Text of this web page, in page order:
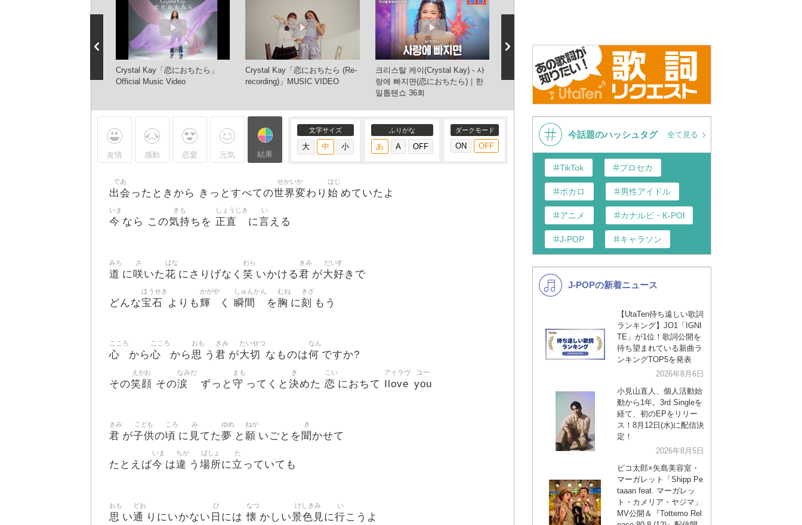
Crystal Kay「恋におちたら」
Official Music Video
Crystal Kay「恋におちたら (Re-
recording)」MUSIC VIDEO
크리스탈 케이(Crystal Kay) - 사
랑에 빠지면(恋におちたら)｜한
일톱텐쇼 36회
Crystal Kay × JO1 金城碧海『恋
におちたら』
恋におちたら / Crystal Kay ×
Che’Nelle【44th ③/4】
友情 感動 恋愛 元気 結果
文字サイズ ふりがな ダークモード
出会
であ
ったときから きっとすべての世界変
せかいか
わり 始
はじ
めていたよ
今
いま
なら この気持
きも
ちを 正直
しょうじき
に言
い
える
道
みち
に咲
さ
いた花
はな
にさりげなく 笑
わら
いかける君
きみ
が大好
だいす
きで
どんな宝石
ほうせき
よりも輝
かがや
く 瞬間
しゅんかん
を胸
むね
に刻
きざ
もう
心
こころ
から心
こころ
から思
おも
う 君
きみ
が大切
たいせつ
なものは何
なん
ですか?
その笑顔
えがお
その涙
なみだ
ずっと 守
まも
ってくと 決
き
めた 恋
こい
におちて Ilove
アイラヴ
you
ユー
君
きみ
が子供
こども
の頃
ころ
に 見
み
てた夢
ゆめ
と 願
ねが
いごとを 聞
き
かせて
たとえば今
いま
は違
ちが
う 場所
ばしょ
に立
た
っていても
思
おも
い通
どお
りにいかない 日
ひ
には懐
なつ
かしい景色見
けしきみ
に行
い
こうよ
今話題のハッシュタグ 全て見る
TikTok プロセカ
ボカロ 男性アイドル
アニメ カナルビ・K-POP和訳
J-POP キャラソン
K-POP 演歌・歌謡
洋楽
ディズニー
J-POPの新着ニュース
【UtaTen待ち遠しい歌詞
ランキング】JO1「IGNI
TE」が1位！歌詞公開を
待ち望まれている新曲ラ
ンキングTOP5を発表
2026年8月6日
小見山直人、個人活動始
動から1年。3rd Singleを
経て、初のEPをリリー
ス！8月12日(水)に配信決
定！
2026年8月5日
ピコ太郎×矢島美容室・
マーガレット「Shipp Pe
taaan feat. マーガレッ
ト・カメリア・ヤジマ」
MV公開＆『Tottemo Rel